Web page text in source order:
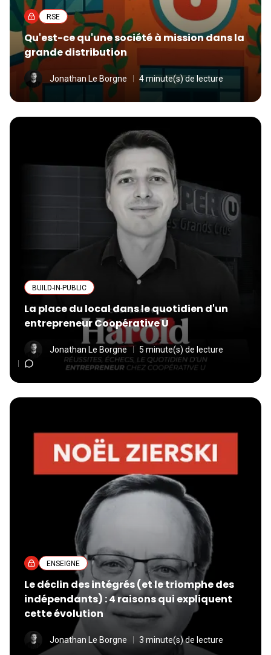
RSE
Qu'est-ce qu'une société à mission dans la
grande distribution
Jonathan Le Borgne 4 minute(s) de lecture
BUILD-IN-PUBLIC
La place du local dans le quotidien d'un
entrepreneur Coopérative U
Jonathan Le Borgne 5 minute(s) de lecture
ENSEIGNE
Le déclin des intégrés (et le triomphe des
indépendants) : 4 raisons qui expliquent
cette évolution
Jonathan Le Borgne 3 minute(s) de lecture